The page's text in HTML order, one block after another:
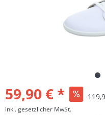
59,90 € *
inkl. gesetzlicher MwSt.